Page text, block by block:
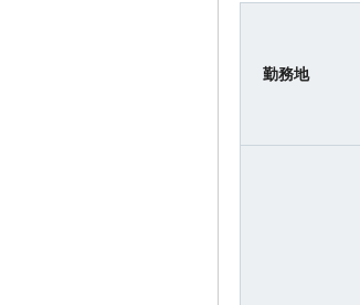
勤務地